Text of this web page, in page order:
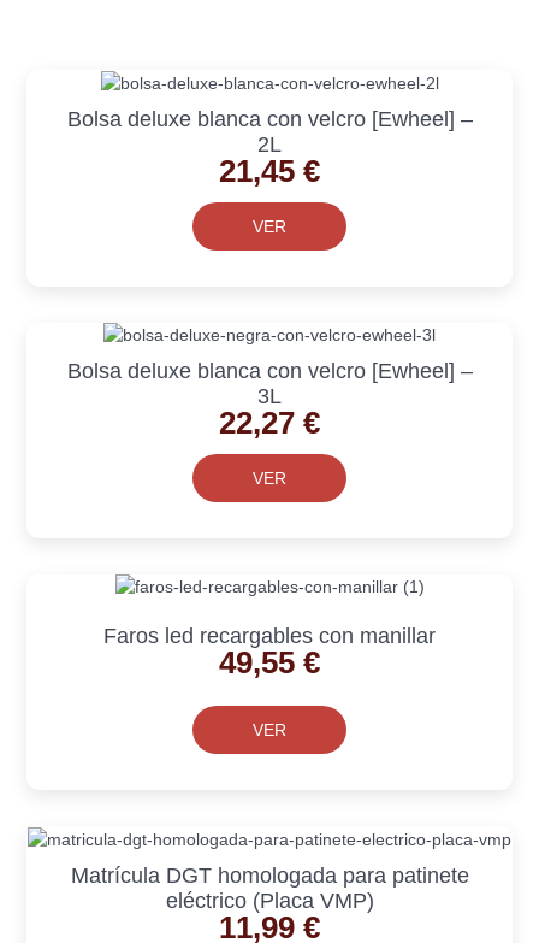
Bolsa deluxe blanca con velcro [Ewheel] –
2L
21,45 €
VER
Bolsa deluxe blanca con velcro [Ewheel] –
3L
22,27 €
VER
Faros led recargables con manillar
49,55 €
VER
Matrícula DGT homologada para patinete
eléctrico (Placa VMP)
11,99 €